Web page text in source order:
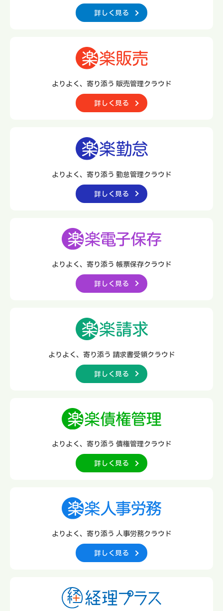
詳しく見る
よりよく、寄り添う 販売管理クラウド
詳しく見る
よりよく、寄り添う 勤怠管理クラウド
詳しく見る
よりよく、寄り添う 帳票保存クラウド
詳しく見る
よりよく、寄り添う 請求書受領クラウド
詳しく見る
よりよく、寄り添う 債権管理クラウド
詳しく見る
よりよく、寄り添う 人事労務クラウド
詳しく見る